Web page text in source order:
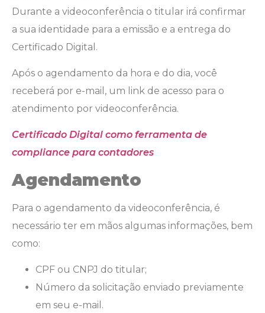
Durante a videoconferência o titular irá confirmar
a sua identidade para a emissão e a entrega do
Certificado Digital.
Após o agendamento da hora e do dia, você
receberá por e-mail, um link de acesso para o
atendimento por videoconferência.
Certificado Digital como ferramenta de
compliance para contadores
Agendamento
Para o agendamento da videoconferência, é
necessário ter em mãos algumas informações, bem
como:
CPF ou CNPJ do titular;
Número da solicitação enviado previamente
em seu e-mail.